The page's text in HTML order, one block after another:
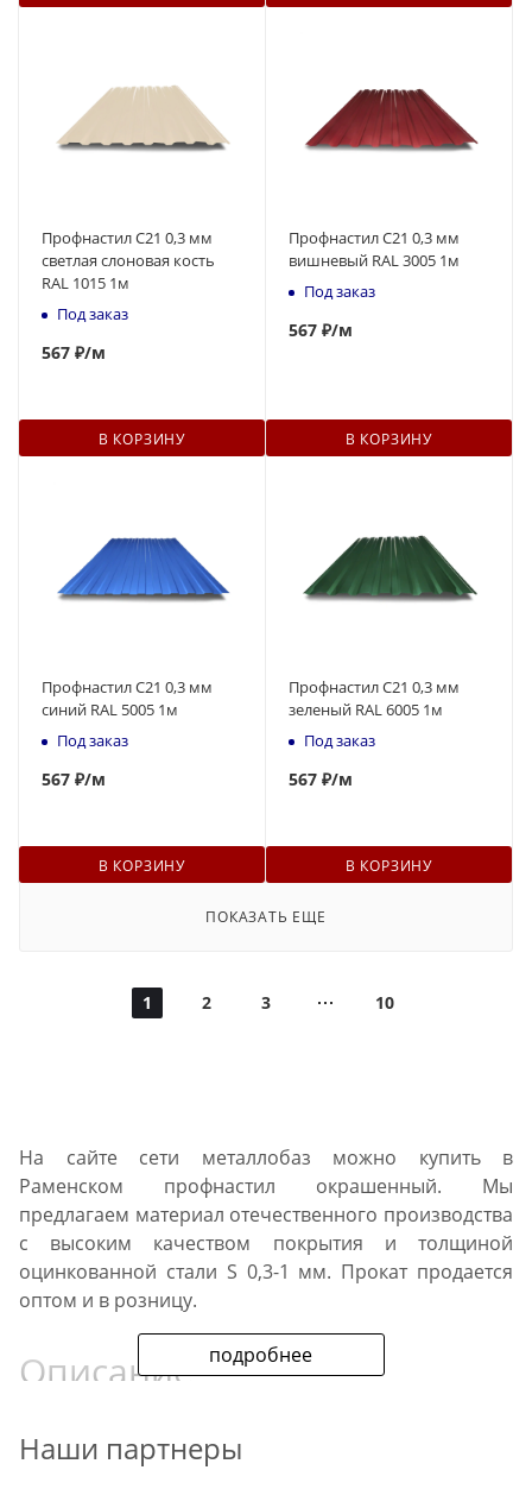
Профнастил С21 0,3 мм
светлая слоновая кость
RAL 1015 1м
Под заказ
567 ₽/м
В КОРЗИНУ
Профнастил С21 0,3 мм
вишневый RAL 3005 1м
Под заказ
567 ₽/м
В КОРЗИНУ
Профнастил С21 0,3 мм
синий RAL 5005 1м
Под заказ
567 ₽/м
В КОРЗИНУ
Профнастил С21 0,3 мм
зеленый RAL 6005 1м
Под заказ
567 ₽/м
В КОРЗИНУ
ПОКАЗАТЬ ЕЩЕ
1 2 3 10
подробнее
На сайте сети металлобаз можно купить в
Раменском профнастил окрашенный. Мы
предлагаем материал отечественного производства
с высоким качеством покрытия и толщиной
оцинкованной стали S 0,3-1 мм. Прокат продается
оптом и в розницу.
Описание
Палитра материалов соответствует стандартам Ral.
Сейчас в наличии есть листы профилированные
Наши партнеры